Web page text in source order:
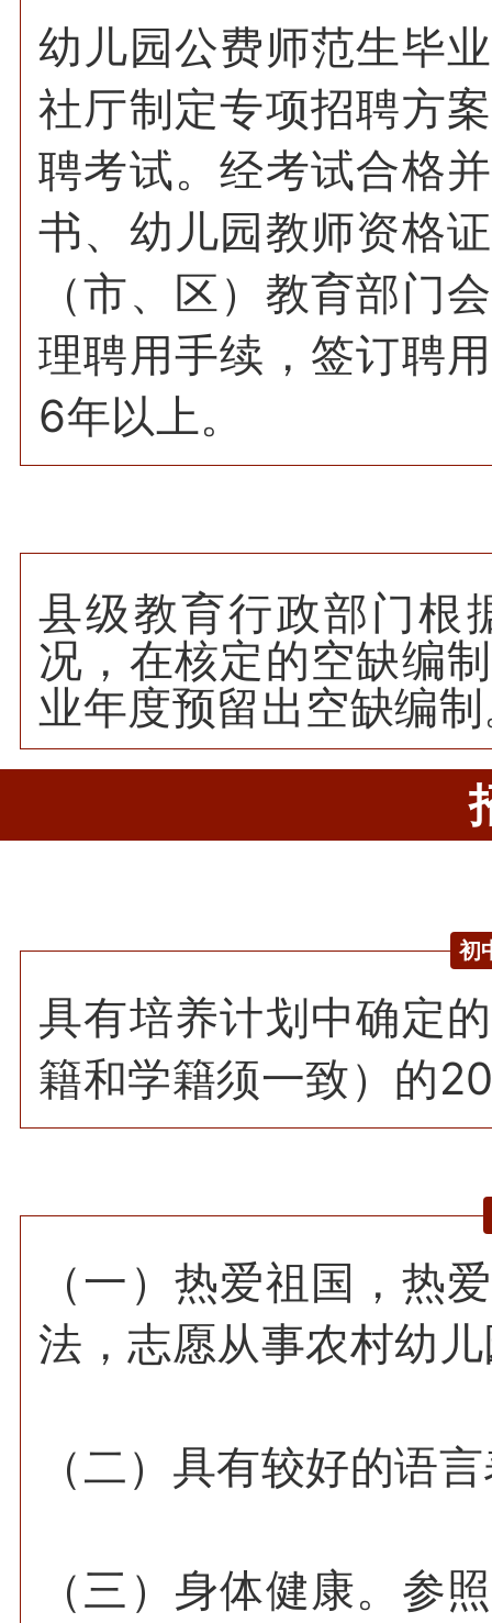
幼儿园公费师范生毕
社厅制定专项招聘方
聘考试。经考试合格
书、幼儿园教师资格
（市、区）教育部门
理聘用手续，签订聘
6年以上。
县级教育行政部门根
况，在核定的空缺编
业年度预留出空缺编
初
具有培养计划中确定
籍和学籍须一致）的
（一）热爱祖国，热
法，志愿从事农村幼
（二）具有较好的语
（三）身体健康。参